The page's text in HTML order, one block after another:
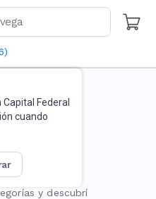
)
Capital Federal
cuando
existe
y descubrí